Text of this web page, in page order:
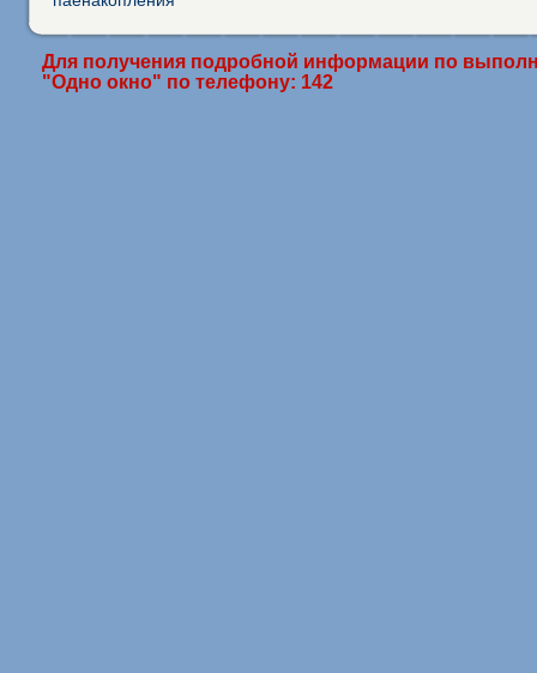
Для получения подробной информации по
"Одно окно" по телефону: 142